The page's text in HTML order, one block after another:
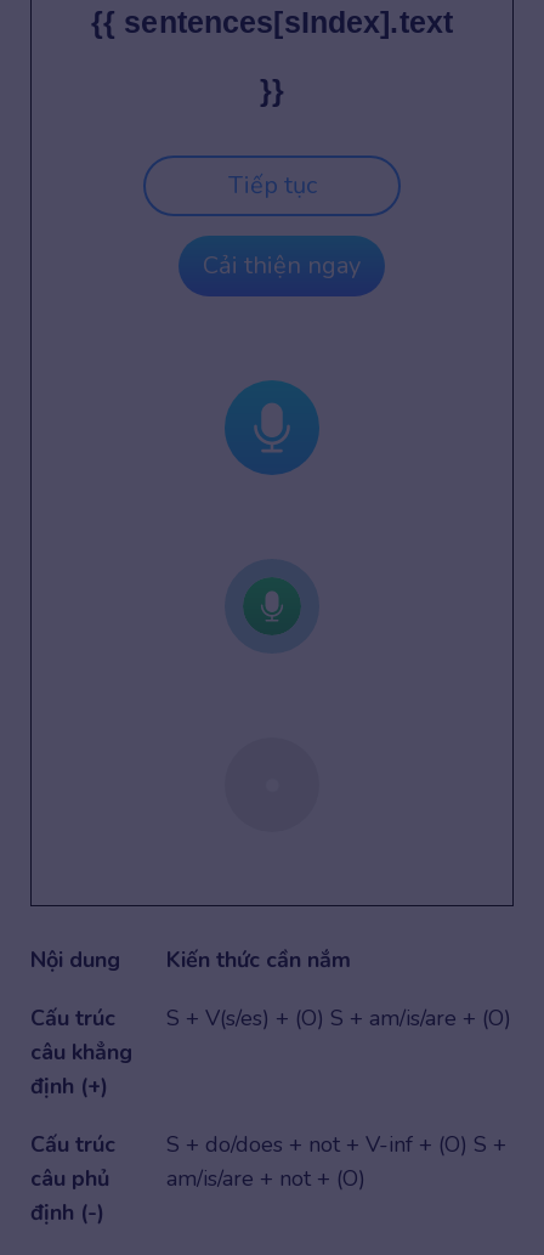
{{ sentences[sIndex].text
}}
Tiếp tục
Cải thiện ngay
Nội dung
Kiến thức cần nắm
Cấu trúc
câu khẳng
định (+)
S + V(s/es) + (O) S + am/is/are + (O)
Cấu trúc
câu phủ
định (-)
S + do/does + not + V-inf + (O) S +
am/is/are + not + (O)